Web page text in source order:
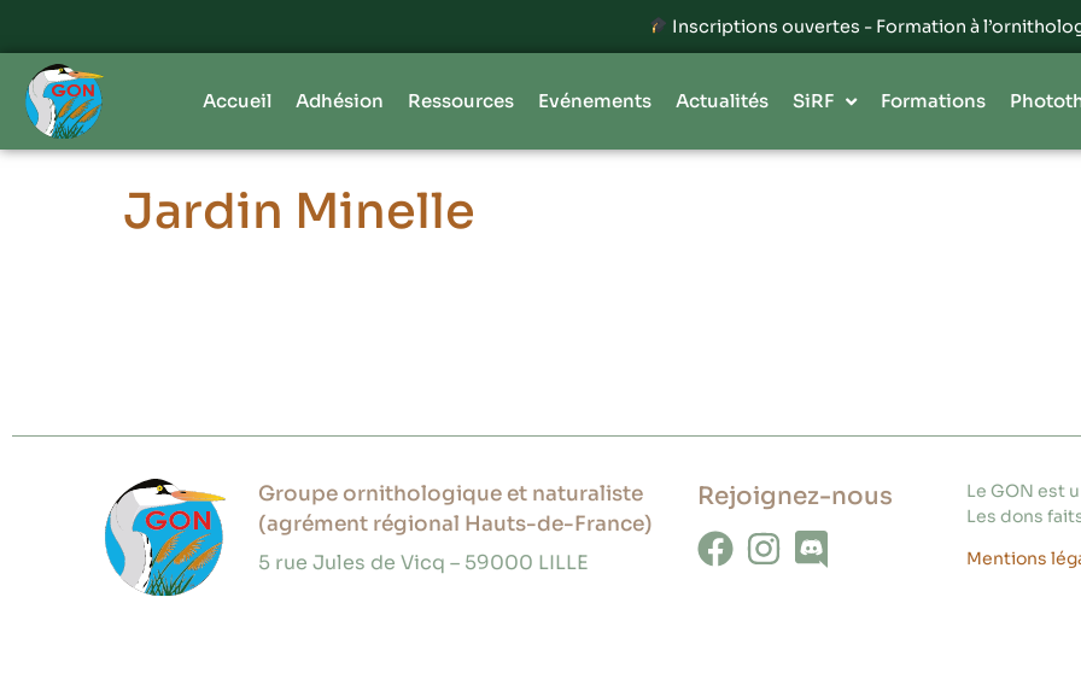
Inscriptions ouvertes - Formation à
Accueil Adhésion Ressources Evénements Actualités SiRF Formations
Jardin Minelle
Groupe ornithologique et naturaliste
(agrément régional Hauts-de-France)
5 rue Jules de Vicq – 59000 LILLE
Rejoignez-nous
Le GON est
Les dons
Mentions